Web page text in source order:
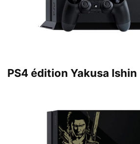
PS4 édition Yakusa Ishin